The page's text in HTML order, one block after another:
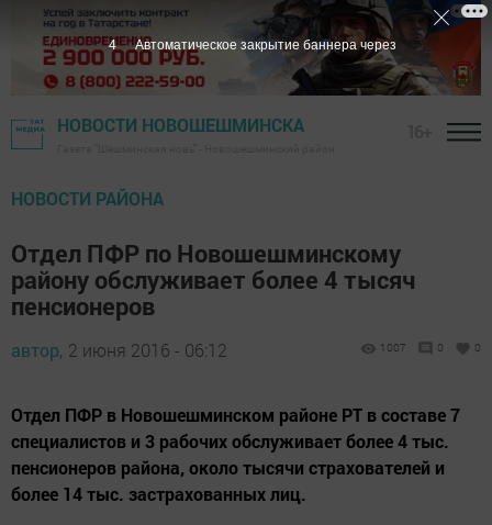
НОВОСТИ НОВОШЕШМИНСКА
НОВОСТИ РАЙОНА
Отдел ПФР по Новошешминскому
району обслуживает более 4 тысяч
пенсионеров
автор, 2 июня 2016 - 06:12 1007 0 0
Отдел ПФР в Новошешминском районе РТ в составе 7
специалистов и 3 рабочих обслуживает более 4 тыс.
пенсионеров района, около тысячи страхователей и
более 14 тыс. застрахованных лиц.
3 Автоматическое закрытие баннера через